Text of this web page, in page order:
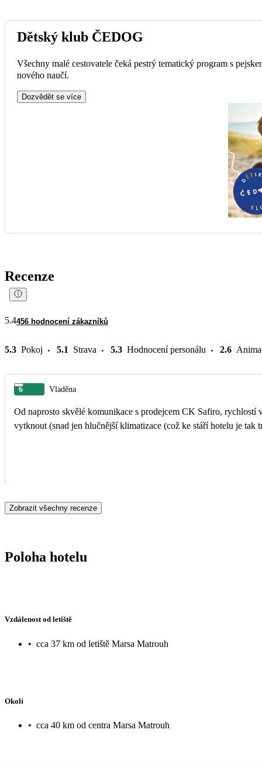
Dětský klub ČEDOG
Všechny malé cestovatele čeká pestrý tematický program s
nového naučí.
Dozvědět se více
Recenze
5.4456 hodnocení zákazníků
5.3 Pokoj 5.1 Strava 5.3 Hodnocení personálu 2.6
6 Vladěna
Od naprosto skvělé komunikace s prodejcem CK Safiro,
vytknout (snad jen hlučnější klimatizace (což ke stáří hotelu je tak
Zobrazit všechny recenze
Poloha hotelu
Vzdálenost od letiště
• cca 37 km od letiště Marsa Matrouh
Okolí
• cca 40 km od centra Marsa Matrouh